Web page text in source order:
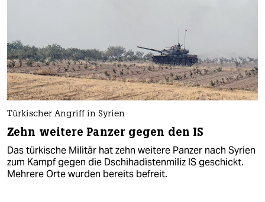
Türkischer Angriff in Syrien
Zehn weitere Panzer gegen den IS
Das türkische Militär hat zehn weitere Panzer nach Syrien
zum Kampf gegen die Dschihadistenmiliz IS geschickt.
Mehrere Orte wurden bereits befreit.